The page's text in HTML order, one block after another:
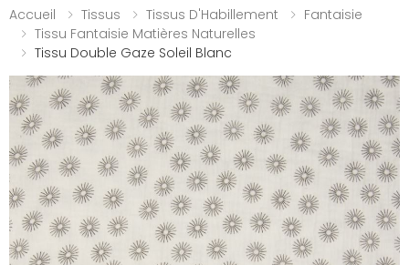
Accueil
Tissus Tissus D'Habillement
Fantaisie
Tissu Fantaisie Matières Naturelles
Tissu Double Gaze Soleil Blanc